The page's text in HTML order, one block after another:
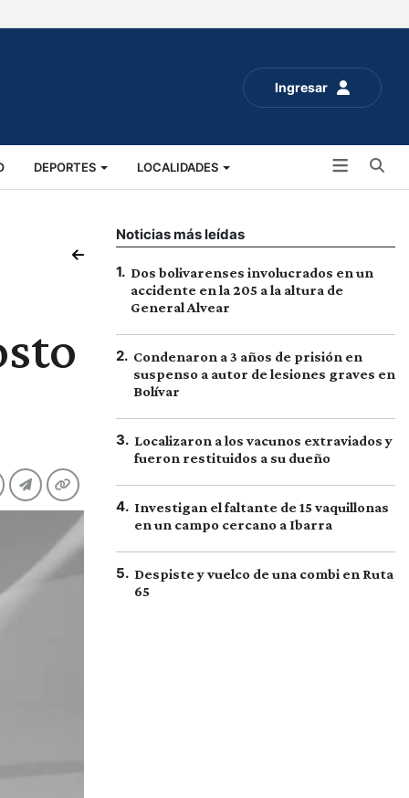
Ingresar
DEPORTES LOCALIDADES
Noticias más leídas
1. Dos bolivarenses involucrados en un
accidente en la 205 a la altura de
General Alvear
2. Condenaron a 3 años de prisión en
suspenso a autor de lesiones graves en
Bolívar
3. Localizaron a los vacunos extraviados y
fueron restituidos a su dueño
4. Investigan el faltante de 15 vaquillonas
en un campo cercano a Ibarra
5. Despiste y vuelco de una combi en Ruta
65